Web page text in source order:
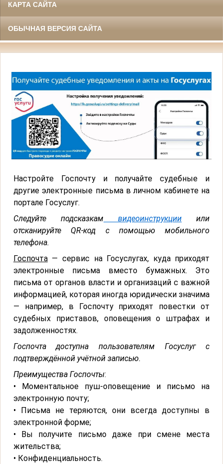
КАРТА САЙТА
ОБЫЧНАЯ ВЕРСИЯ САЙТА
Настройте Госпочту и получайте судебные и
другие электронные письма в личном кабинете на
портале Госуслуг.
Следуйте подсказкам видеоинструкции или
отсканируйте QR-код с помощью мобильного
телефона.
Госпочта— сервис на Госуслугах, куда приходят
электронные письма вместо бумажных. Это
письма от органов власти и организаций с важной
информацией, которая иногда юридически значима
— например, в Госпочту приходят повестки от
судебных приставов, оповещения о штрафах и
задолженностях.
Госпочта доступна пользователям Госуслуг с
подтверждённой учётной записью.
Преимущества Госпочты:
• Моментальное пуш-оповещение и письмо на
электронную почту;
• Письма не теряются, они всегда доступны в
электронной форме;
• Вы получите письмо даже при смене места
жительства;
• Конфиденциальность.